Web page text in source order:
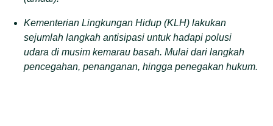
Kementerian Lingkungan Hidup (KLH) lakukan
sejumlah langkah antisipasi untuk hadapi polusi
udara di musim kemarau basah. Mulai dari langkah
pencegahan, penanganan, hingga penegakan hukum.